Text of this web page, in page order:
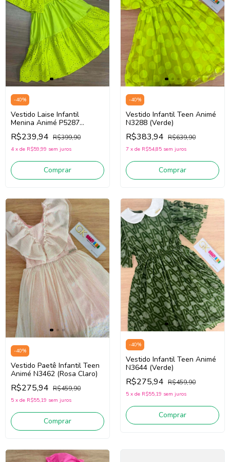
-40%
Vestido Laise Infantil
Menina Animé P5287
(Verde)
R$239,94 R$399,90
4 x de R$59,99 sem juros
Comprar
-40%
Vestido Infantil Teen Animé
N3288 (Verde)
R$383,94 R$639,90
7 x de R$54,85 sem juros
Comprar
-40%
Vestido Paetê Infantil Teen
Animé N3462 (Rosa Claro)
R$275,94 R$459,90
5 x de R$55,19 sem juros
Comprar
-40%
Vestido Infantil Teen Animé
N3644 (Verde)
R$275,94 R$459,90
5 x de R$55,19 sem juros
Comprar